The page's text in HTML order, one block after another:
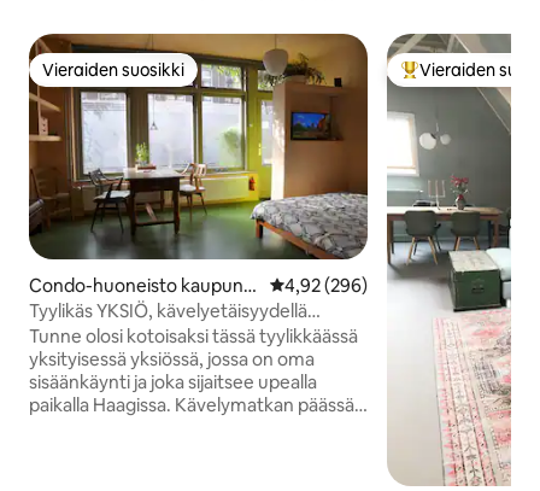
Vieraiden suosikki
Vieraiden suosikki
Condo-huoneisto kaupungi
ssa Haag
Keskimääräinen arvio 4,92/5,
4,92 (296)
Tyylikäs YKSIÖ, kävelyetäisyydellä
kaikista kuumista paikoista
Tunne olosi kotoisaksi tässä tyylikkäässä
yksityisessä yksiössä, jossa on oma
sisäänkäynti ja joka sijaitsee upealla
paikalla Haagissa. Kävelymatkan päässä
Vieraiden
Vieraiden